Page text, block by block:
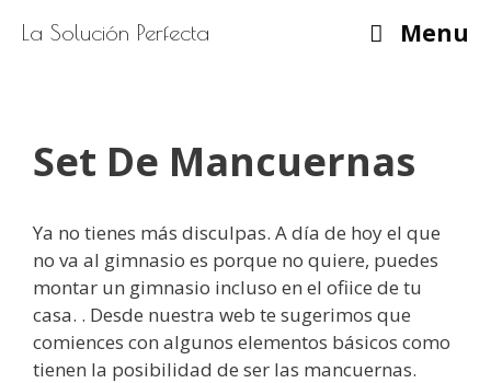
La Solución Perfecta Menu
Set De Mancuernas
Ya no tienes más disculpas. A día de hoy el que
no va al gimnasio es porque no quiere, puedes
montar un gimnasio incluso en el ofiice de tu
casa. . Desde nuestra web te sugerimos que
comiences con algunos elementos básicos como
tienen la posibilidad de ser las mancuernas.